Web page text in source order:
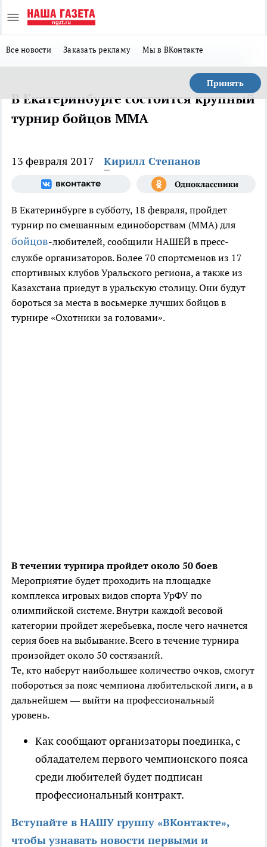
Все новости Заказать рекламу Мы в ВКонтакте
Принять
В Екатеринбурге состоится крупный
турнир бойцов MMA
13 февраля 2017 Кирилл Степанов
В Екатеринбурге в субботу, 18 февраля, пройдет
турнир по смешанным единоборствам (MMA) для
бойцов-любителей, сообщили НАШЕЙ в пресс-
службе организаторов. Более 70 спортсменов из 17
спортивных клубов Уральского региона, а также из
Казахстана приедут в уральскую столицу. Они будут
бороться за места в восьмерке лучших бойцов в
турнире «Охотники за головами».
В течении турнира пройдет около 50 боев
Мероприятие будет проходить на площадке
комплекса игровых видов спорта УрФУ по
олимпийской системе. Внутри каждой весовой
категории пройдет жеребьевка, после чего начнется
серия боев на выбывание. Всего в течение турнира
произойдет около 50 состязаний.
Те, кто наберут наибольшее количество очков, смогут
побороться за пояс чемпиона любительской лиги, а в
дальнейшем — выйти на профессиональный
уровень.
Как сообщают организаторы поединка, с
обладателем первого чемпионского пояса
среди любителей будет подписан
профессиональный контракт.
Вступайте в НАШУ группу «ВКонтакте»,
чтобы узнавать новости первыми и